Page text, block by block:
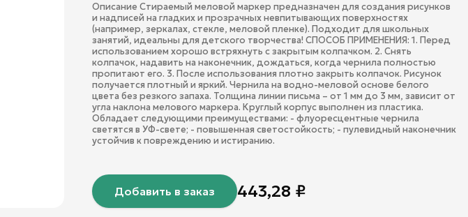
Описание Стираемый меловой маркер предназначен для создания рисунков
и надписей на гладких и прозрачных невпитывающих поверхностях
(например, зеркалах, стекле, меловой пленке). Подходит для школьных
занятий, идеальны для детского творчества! СПОСОБ ПРИМЕНЕНИЯ: 1. Перед
использованием хорошо встряхнуть с закрытым колпачком. 2. Снять
колпачок, надавить на наконечник, дождаться, когда чернила полностью
пропитают его. 3. После использования плотно закрыть колпачок. Рисунок
получается плотный и яркий. Чернила на водно-меловой основе белого
цвета без резкого запаха. Толщина линии письма – от 1 мм до 3 мм, зависит от
угла наклона мелового маркера. Круглый корпус выполнен из пластика.
Обладает следующими преимуществами: - флуоресцентные чернила
светятся в УФ-свете; - повышенная светостойкость; - пулевидный наконечник
устойчив к повреждению и истиранию.
Добавить в заказ 443,28 ₽